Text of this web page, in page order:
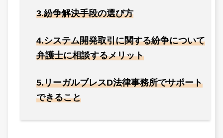
3.紛争解決手段の選び方
4.システム開発取引に関する紛争について
弁護士に相談するメリット
5.リーガルブレスD法律事務所でサポート
できること